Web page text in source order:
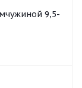
9,5-